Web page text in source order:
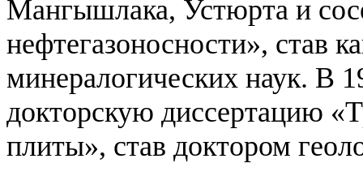
Мангышлака, Устюрта и
нефтегазоносности», став
минералогических наук. В
докторскую диссертацию
плиты», став доктором